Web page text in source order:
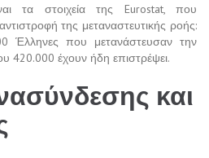
τα στοιχεία της Eurostat, που
της μεταναστευτικής ροής:
Έλληνες που μετανάστευσαν την
420.000 έχουν ήδη επιστρέψει.
και